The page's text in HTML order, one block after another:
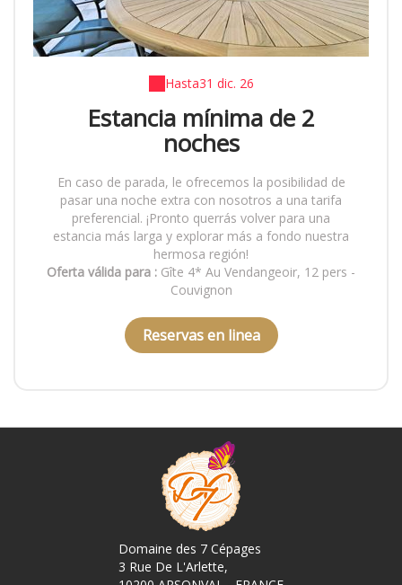
Hasta31 dic. 26
Estancia mínima de 2
noches
En caso de parada, le ofrecemos la posibilidad de
pasar una noche extra con nosotros a una tarifa
preferencial. ¡Pronto querrás volver para una
estancia más larga y explorar más a fondo nuestra
hermosa región!
Oferta válida para : Gîte 4* Au Vendangeoir, 12 pers -
Couvignon
Reservas en linea
Domaine des 7 Cépages
3 Rue De L'Arlette,